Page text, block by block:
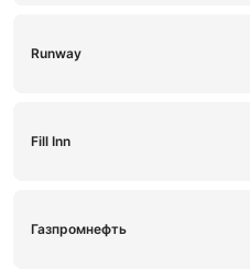
Runway
Fill Inn
Газпромнефть